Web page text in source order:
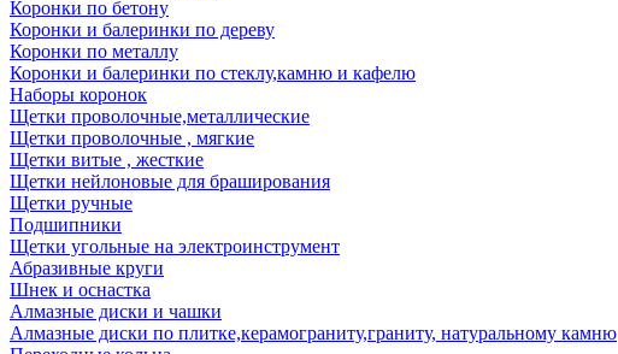
Коронки по бетону
Коронки и балеринки по дереву
Коронки по металлу
Коронки и балеринки по стеклу,камню и кафелю
Наборы коронок
Щетки проволочные,металлические
Щетки проволочные , мягкие
Щетки витые , жесткие
Щетки нейлоновые для браширования
Щетки ручные
Подшипники
Щетки угольные на электроинструмент
Абразивные круги
Шнек и оснастка
Алмазные диски и чашки
Алмазные диски по плитке,керамограниту,граниту, натуральному камню